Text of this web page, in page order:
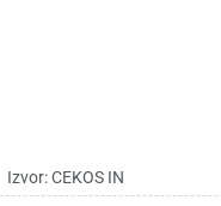
Izvor: CEKOS IN